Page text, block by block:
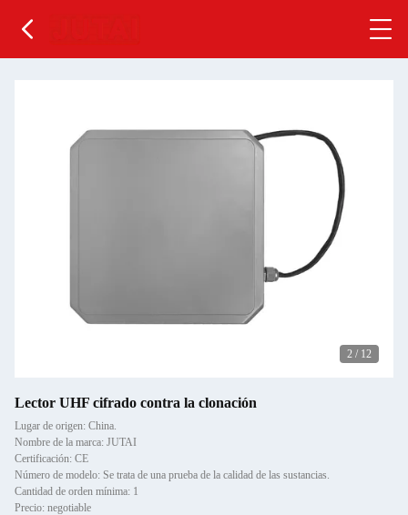
2 / 12
Lector UHF cifrado contra la clonación
Lugar de origen: China.
Nombre de la marca: JUTAI
Certificación: CE
Número de modelo: Se trata de una prueba de la calidad de las sustancias.
Cantidad de orden mínima: 1
Precio: negotiable